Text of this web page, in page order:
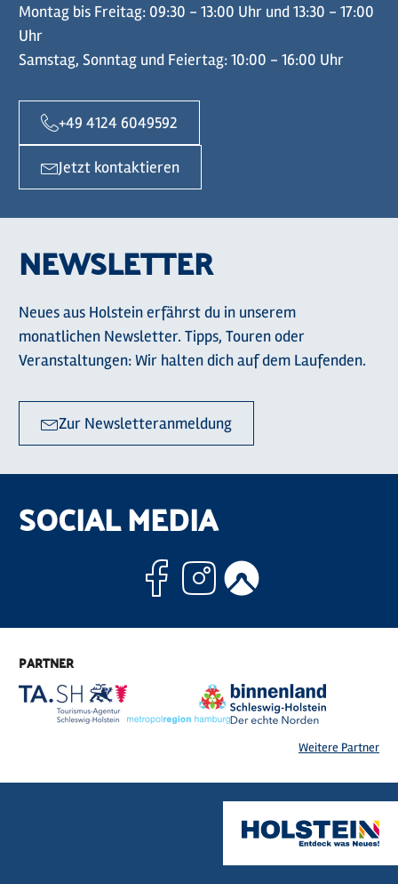
Montag bis Freitag: 09:30 - 13:00 Uhr und 13:30 - 17:00
Uhr
Samstag, Sonntag und Feiertag: 10:00 - 16:00 Uhr
+49 4124 6049592
Jetzt kontaktieren
NEWSLETTER
Neues aus Holstein erfährst du in unserem
monatlichen Newsletter. Tipps, Touren oder
Veranstaltungen: Wir halten dich auf dem Laufenden.
Zur Newsletteranmeldung
SOCIAL MEDIA
Facebook
Instagram
PARTNER
Weitere Partner